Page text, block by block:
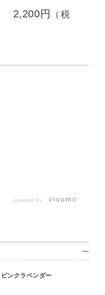
2,200円
（税
powered by
ンクラベンダー